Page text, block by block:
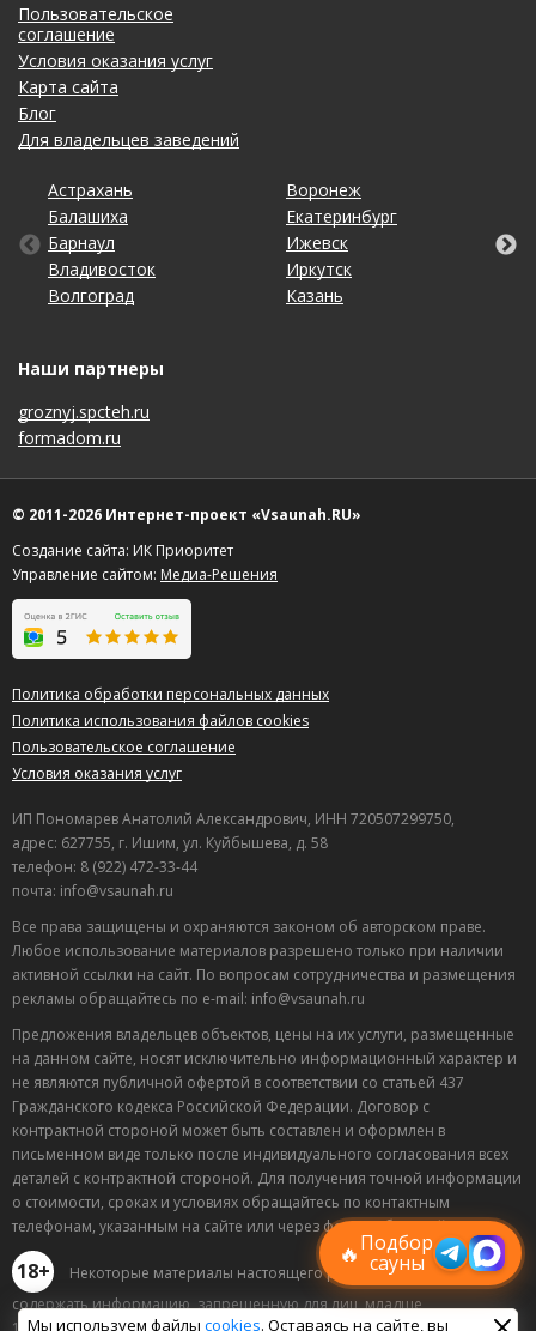
Пользовательское
соглашение
Условия оказания услуг
Карта сайта
Блог
Для владельцев заведений
Астрахань
Балашиха
Барнаул
Владивосток
Волгоград
Воронеж
Екатеринбург
Ижевск
Иркутск
Казань
Калининград
Кемерово
Киров
Краснодар
Красноярск
Липецк
Махачкала
Москва
Набережные Челны
Нижний Новгород
Новосибирск
Омск
Оренбург
Пенза
Пермь
Ростов-на-Дону
Рязань
Самара
Санкт-Петербург
Саратов
Ставрополь
Тольятти
Томск
Тула
Тюмень
Ульяновск
Уфа
Хабаровск
Чебоксары
Челябинск
Ярославль
Наши партнеры
groznyj.spcteh.ru
formadom.ru
© 2011-2026 Интернет-проект «Vsaunah.RU»
Создание сайта: ИК Приоритет
Управление сайтом: Медиа-Решения
Политика обработки персональных данных
Политика использования файлов cookies
Пользовательское соглашение
Условия оказания услуг
ИП Пономарев Анатолий Александрович, ИНН 720507299750,
адрес: 627755, г. Ишим, ул. Куйбышева, д. 58
телефон: 8 (922) 472-33-44
почта: info@vsaunah.ru
Все права защищены и охраняются законом об авторском праве.
Любое использование материалов разрешено только при наличии
активной ссылки на сайт. По вопросам сотрудничества и размещения
рекламы обращайтесь по e-mail: info@vsaunah.ru
Предложения владельцев объектов, цены на их услуги, размещенные
на данном сайте, носят исключительно информационный характер и
не являются публичной офертой в соответствии со статьей 437
Гражданского кодекса Российской Федерации. Договор с
контрактной стороной может быть составлен и оформлен в
письменном виде только после индивидуального согласования всех
деталей с контрактной стороной. Для получения точной информации
о стоимости, сроках и условиях обращайтесь по контактным
телефонам, указанным на сайте или через форму обратной связи.
18+
Некоторые материалы настоящего раздела могут
содержать информацию, запрещенную для лиц, младше
🔥Подбор
сауны
Лучшие
спецпредложения
саун
Подписывайтесь в Telegram или MAX —
пришлём свежие скидки
Мы используем файлы cookies. Оставаясь на сайте, вы